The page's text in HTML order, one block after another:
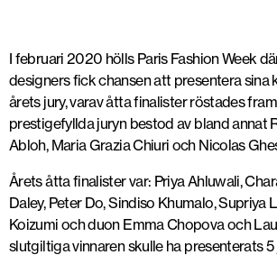
I februari 2020 hölls Paris Fashion Week
designers fick chansen att presentera sina
årets jury, varav åtta finalister röstades
prestigefyllda juryn bestod av bland annat
Abloh, Maria Grazia Chiuri och Nicolas
Årets åtta finalister var: Priya Ahluwali,
Daley, Peter Do,Sindiso Khumalo,Supriya
Koizumi och duonEmma Chopovaoch
slutgiltiga vinnaren skulle ha presenterats 5